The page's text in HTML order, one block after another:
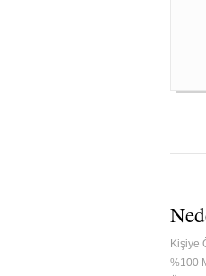
Kişiye
%100